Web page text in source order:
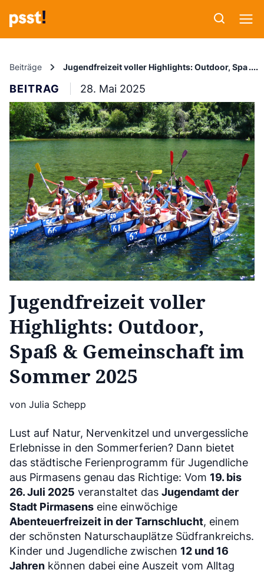
Beiträge Jugendfreizeit voller Highlights: Outdoor, Spaß &
BEITRAG 28. Mai 2025
Jugendfreizeit voller
Highlights: Outdoor,
Spaß & Gemeinschaft im
Sommer 2025
von Julia Schepp
Lust auf Natur, Nervenkitzel und unvergessliche
Erlebnisse in den Sommerferien? Dann bietet
das städtische Ferienprogramm für Jugendliche
aus Pirmasens genau das Richtige: Vom 19. bis
26. Juli 2025 veranstaltet das Jugendamt der
Stadt Pirmasens eine einwöchige
Abenteuerfreizeit in der Tarnschlucht, einem
der schönsten Naturschauplätze Südfrankreichs.
Kinder und Jugendliche zwischen 12 und 16
Jahren können dabei eine Auszeit vom Alltag